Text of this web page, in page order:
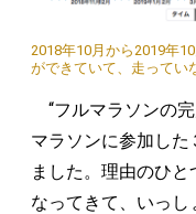
2018年10月から2019年
ができていて、走ってい
“フルマラソンの
マラソンに参加した
ました。理由のひと
なってきて、いっし